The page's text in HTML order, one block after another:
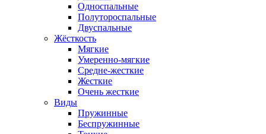
Односпальные
Полутороспальные
Двуспальные
Жёсткость
Мягкие
Умеренно-мягкие
Средне-жесткие
Жесткие
Очень жесткие
Виды
Пружинные
Беспружинные